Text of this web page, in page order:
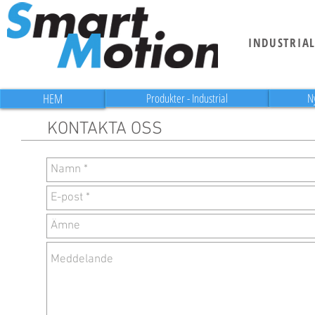
HEM Produkter - Industrial
KONTAKTA OSS